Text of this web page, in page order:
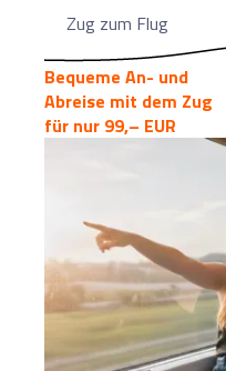
Zug zum Flug
Bequeme An- und
Abreise mit dem Zug
für nur 99,– EUR